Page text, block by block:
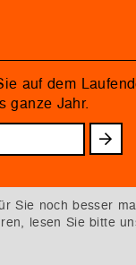
auf dem
ganze Jahr.
Sie noch besser
lesen Sie bitte